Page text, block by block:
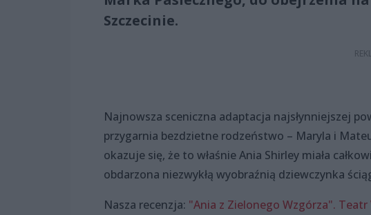
Szczecinie.
Najnowsza sceniczna adaptacja najsłynniejszej
przygarnia bezdzietne rodzeństwo – Maryla i
okazuje się, że to właśnie Ania Shirley miała
obdarzona niezwykłą wyobraźnią dziewczynka
Nasza recenzja: "Ania z Zielonego Wzgórza".